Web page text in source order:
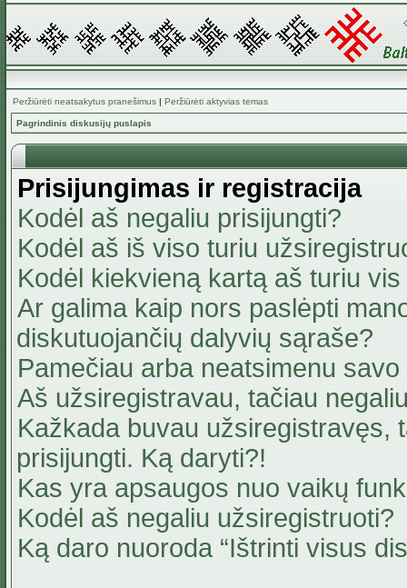
Peržiūrėti neatsakytus pranešimus | Peržiūrėti aktyvias temas
Pagrindinis diskusijų puslapis
Prisijungimas ir registracija
Kodėl aš negaliu prisijungti?
Kodėl aš iš viso turiu
Kodėl kiekvieną kartą aš turiu
Ar galima kaip nors paslėpti
diskutuojančių dalyvių sąraše?
Pamečiau arba neatsimenu
Aš užsiregistravau, tačiau
Kažkada buvau užsiregistravęs,
prisijungti. Ką daryti?!
Kas yra apsaugos nuo vaikų
Kodėl aš negaliu užsiregistruoti?
Ką daro nuoroda “Ištrinti visus